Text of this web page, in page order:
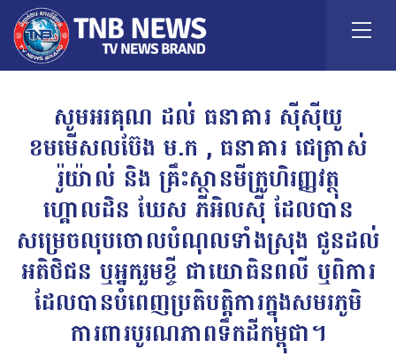
សូមអរគុណ ដល់ ធនាគារ ស៊ីស៊ីយូ
ខមមើសលប៊ែង ម.ក , ធនាគារ ជេត្រាស់
រ៉ូយ៉ាល់ និង គ្រឹះស្ថានមីក្រូហិរញ្ញវត្ថុ
ហ្គោលដិន ឃែស ភីអិលស៊ី ដែលបាន
សម្រេចលុបចោលបំណុលទាំងស្រុង ជូនដល់
អតិថិជន ឬអ្នករួមខ្ចី ជាយោធិនពលី ឬពិការ
ដែលបានបំពេញប្រតិបត្តិការក្នុងសមរភូមិ
ការពារបូរណភាពទឹកដីកម្ពុជា។